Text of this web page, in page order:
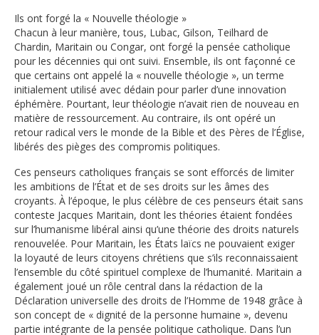
Ils ont forgé la « Nouvelle théologie »
Chacun à leur manière, tous, Lubac, Gilson, Teilhard de
Chardin, Maritain ou Congar, ont forgé la pensée catholique
pour les décennies qui ont suivi. Ensemble, ils ont façonné ce
que certains ont appelé la « nouvelle théologie », un terme
initialement utilisé avec dédain pour parler d’une innovation
éphémère. Pourtant, leur théologie n’avait rien de nouveau en
matière de ressourcement. Au contraire, ils ont opéré un
retour radical vers le monde de la Bible et des Pères de l’Église,
libérés des pièges des compromis politiques.
Ces penseurs catholiques français se sont efforcés de limiter
les ambitions de l’État et de ses droits sur les âmes des
croyants. À l’époque, le plus célèbre de ces penseurs était sans
conteste Jacques Maritain, dont les théories étaient fondées
sur l’humanisme libéral ainsi qu’une théorie des droits naturels
renouvelée. Pour Maritain, les États laïcs ne pouvaient exiger
la loyauté de leurs citoyens chrétiens que s’ils reconnaissaient
l’ensemble du côté spirituel complexe de l’humanité. Maritain a
également joué un rôle central dans la rédaction de la
Déclaration universelle des droits de l’Homme de 1948 grâce à
son concept de « dignité de la personne humaine », devenu
partie intégrante de la pensée politique catholique. Dans l’un